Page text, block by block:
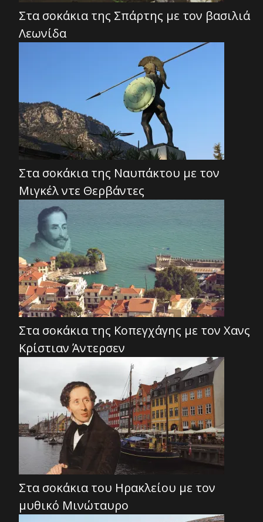
Στα σοκάκια της Σπάρτης με τον βασιλιά
Λεωνίδα
Στα σοκάκια της Ναυπάκτου με τον
Μιγκέλ ντε Θερβάντες
Στα σοκάκια της Κοπεγχάγης με τον Χανς
Κρίστιαν Άντερσεν
Στα σοκάκια του Ηρακλείου με τον
μυθικό Μινώταυρο